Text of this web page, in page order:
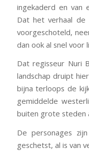
ingekaderd en van
Dat het verhaal
voorgeschoteld,
dan ook al snel voor
Dat regisseur Nuri
landschap druipt
bijna terloops de
gemiddelde
buiten grote steden
De personages
geschetst, al is van